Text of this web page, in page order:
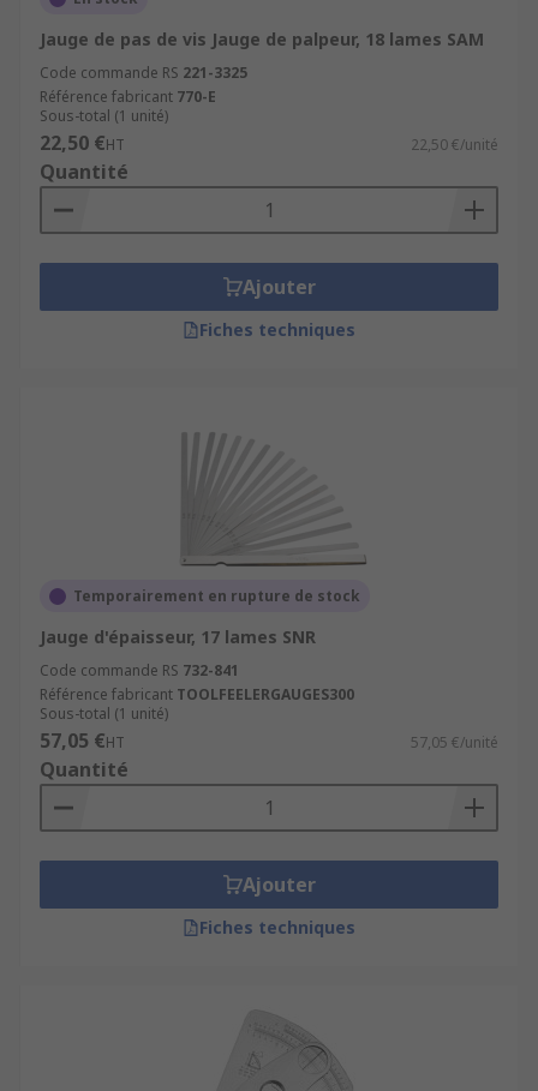
Jauge de pas de vis Jauge de palpeur, 18 lames SAM
Code commande RS 221-3325
Référence fabricant 770-E
Sous-total (1 unité)
22,50 €HT 22,50 €/unité
Quantité
Ajouter
Fiches techniques
Temporairement en rupture de stock
Jauge d'épaisseur, 17 lames SNR
Code commande RS 732-841
Référence fabricant TOOLFEELERGAUGES300
Sous-total (1 unité)
57,05 €HT 57,05 €/unité
Quantité
Ajouter
Fiches techniques